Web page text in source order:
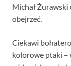
Michał Żurawski
obejrzeć.
Ciekawi
kolorowe ptaki –